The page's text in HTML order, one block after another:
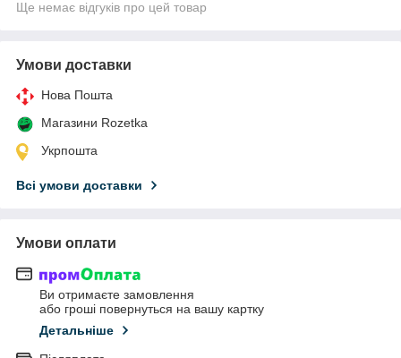
Ще немає відгуків про цей товар
Умови доставки
Нова Пошта
Магазини Rozetka
Укрпошта
Всі умови доставки
Умови оплати
Ви отримаєте замовлення
або гроші повернуться на вашу картку
Детальніше